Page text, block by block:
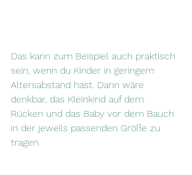
Das kann zum Beispiel auch praktisch
sein, wenn du Kinder in geringem
Altersabstand hast. Dann wäre
denkbar, das Kleinkind auf dem
Rücken und das Baby vor dem Bauch
in der jeweils passenden Größe zu
tragen.